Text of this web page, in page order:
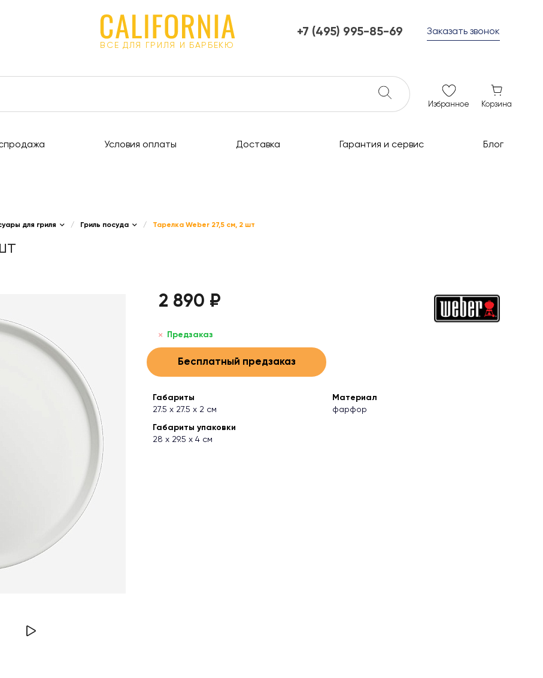
ВСЕ ДЛЯ ГРИЛЯ И БАРБЕКЮ
+7 (495) 995-85-69
ежедневно с 10 до 21
Заказать звонок
Избранное Корзина
Условия оплаты Доставка Гарантия и сервис Блог
для гриля / Гриль посуда / Тарелка Weber 27,5 см, 2 шт
2 890 ₽
Предзаказ
Бесплатный предзаказ
Габариты
27.5 х 27.5 х 2 см
Материал
фарфор
Габариты упаковки
28 х 29.5 х 4 см